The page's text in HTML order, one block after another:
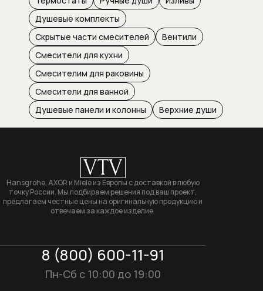
Отдельностоящие холодильники
Отдельностоящие холодильники-
морозильники
Пароварки
Пароварки с СВЧ
Полновстраиваемые
посудомоечные машины шириной 45
см
Посудомоечные машины
Душевые комплекты
Скрытые части смесителей
Вентили
Смесители для кухни
Смесителим для раковины
Смесители для ванной
Душевые панели и колонны
Верхние души
VTV
Hansgrohe, AXOR и Miele из Европы с доставкой в любую
точку России. Мы подбираем решения под ваш проект,
предлагаем честные цены на оригинальную продукцию и
отвечаем за каждое изделие.
8 (800) 600-11-91
Пн-Сб с 10:00 до 19:00